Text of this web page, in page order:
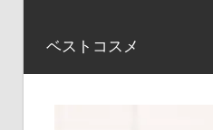
ベストコスメ